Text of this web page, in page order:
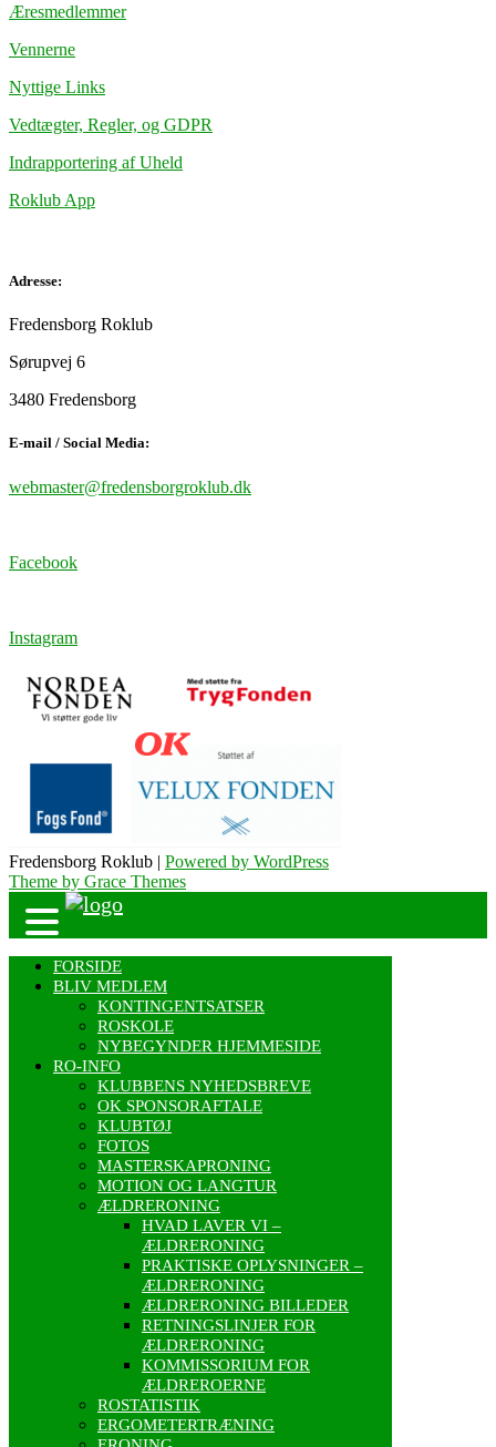
Æresmedlemmer
Vennerne
Nyttige Links
Vedtægter, Regler, og GDPR
Indrapportering af Uheld
Roklub App
Adresse:
Fredensborg Roklub
Sørupvej 6
3480 Fredensborg
E-mail / Social Media:
webmaster@fredensborgroklub.dk
Facebook
Instagram
Fredensborg Roklub | Powered by WordPress
Theme by Grace Themes
FORSIDE
BLIV MEDLEM
KONTINGENTSATSER
ROSKOLE
NYBEGYNDER HJEMMESIDE
RO-INFO
KLUBBENS NYHEDSBREVE
OK SPONSORAFTALE
KLUBTØJ
FOTOS
MASTERSKAPRONING
MOTION OG LANGTUR
ÆLDRERONING
HVAD LAVER VI –
ÆLDRERONING
PRAKTISKE OPLYSNINGER –
ÆLDRERONING
ÆLDRERONING BILLEDER
RETNINGSLINJER FOR
ÆLDRERONING
KOMMISSORIUM FOR
ÆLDREROERNE
ROSTATISTIK
ERGOMETERTRÆNING